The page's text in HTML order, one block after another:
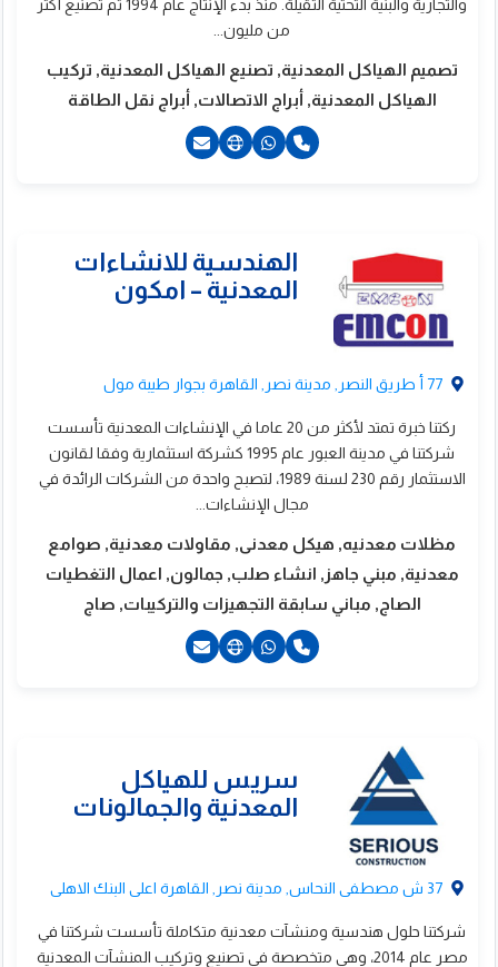
المعدنية
والتجارية والبنية التحتية الثقيلة. منذ بدء الإنتاج عام 1994 تم تصنيع أكثر
من مليون...
تصميم الهياكل المعدنية, تصنيع الهياكل المعدنية, تركيب
الهياكل المعدنية, أبراج الاتصالات, أبراج نقل الطاقة
للانشاءات
– امكون
ركتنا خبرة تمتد لأكثر من 20 عاما في الإنشاءات المعدنية تأسست
شركتنا في مدينة العبور عام 1995 كشركة استثمارية وفقا لقانون
الاستثمار رقم 230 لسنة 1989، لتصبح واحدة من الشركات الرائدة في
مجال الإنشاءات...
مظلات معدنيه, هيكل معدنى, مقاولات معدنية, صوامع
معدنية, مبني جاهز, انشاء صلب, جمالون, اعمال التغطيات
الصاج, مباني سابقة التجهيزات والتركيبات, صاج
شركتنا حلول هندسية ومنشآت معدنية متكاملة تأسست شركتنا في
مصر عام 2014، وهي متخصصة في تصنيع وتركيب المنشآت المعدنية